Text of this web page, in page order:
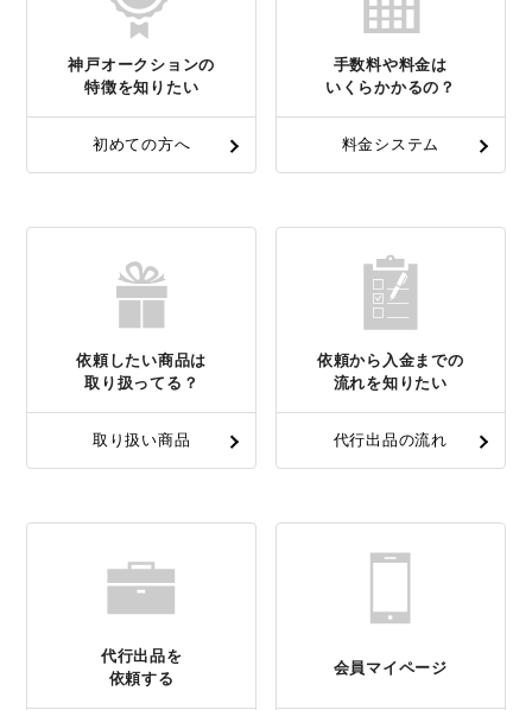
神戸オークションの
特徴を知りたい
初めての方へ
手数料や料金は
いくらかかるの？
料金システム
依頼したい商品は
取り扱ってる？
取り扱い商品
依頼から入金までの
流れを知りたい
代行出品の流れ
代行出品を
依頼する
会員マイページ